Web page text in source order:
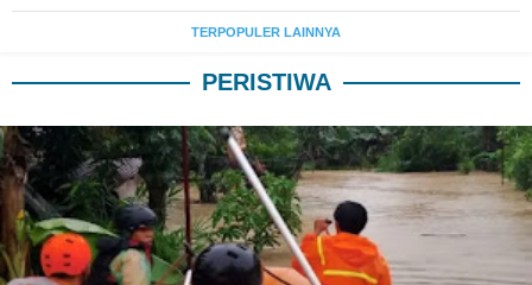
TERPOPULER LAINNYA
PERISTIWA